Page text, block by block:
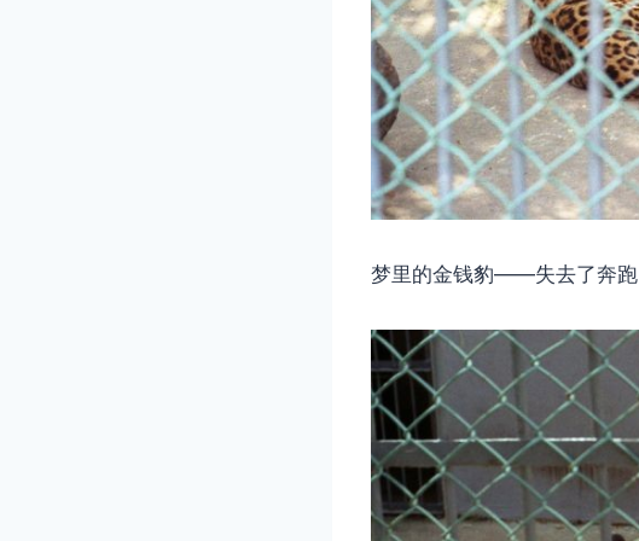
梦里的金钱豹——失去了奔跑